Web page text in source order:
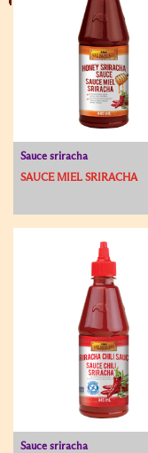
Sauce sriracha
SAUCE MIEL SRIRACHA
Sauce sriracha